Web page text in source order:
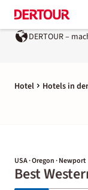
DERTOUR –
Hotel Hotels in
USA · Oregon · Newport
Best